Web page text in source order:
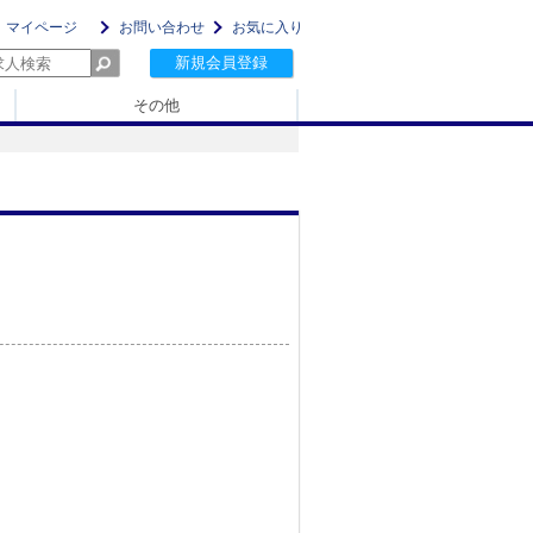
マイページ お問い合わせ お気に入り
新規会員登録
その他